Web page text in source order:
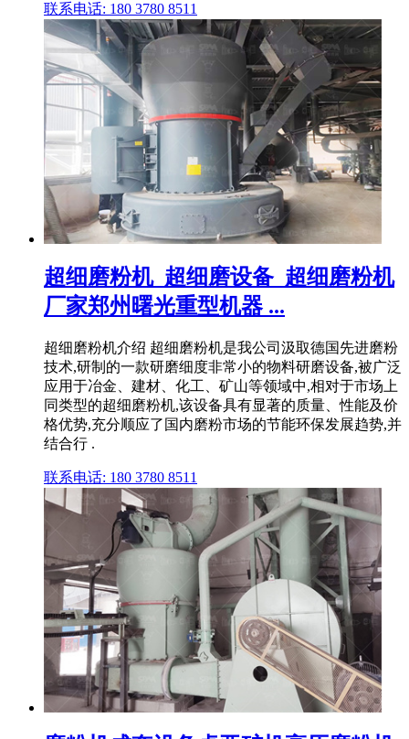
联系电话: 180 3780 8511
超细磨粉机_超细磨设备_超细磨粉机
厂家郑州曙光重型机器 ...
超细磨粉机介绍 超细磨粉机是我公司汲取德国先进磨粉
技术,研制的一款研磨细度非常小的物料研磨设备,被广泛
应用于冶金、建材、化工、矿山等领域中,相对于市场上
同类型的超细磨粉机,该设备具有显著的质量、性能及价
格优势,充分顺应了国内磨粉市场的节能环保发展趋势,并
结合行 .
联系电话: 180 3780 8511